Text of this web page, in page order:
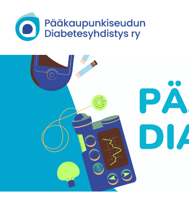
Siirry
sivun
sisältöön
Pääkaupunkiseudun